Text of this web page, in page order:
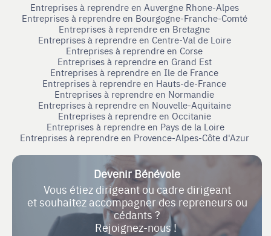
Entreprises à reprendre en Auvergne Rhone-Alpes
Entreprises à reprendre en Bourgogne-Franche-Comté
Entreprises à reprendre en Bretagne
Entreprises à reprendre en Centre-Val de Loire
Entreprises à reprendre en Corse
Entreprises à reprendre en Grand Est
Entreprises à reprendre en Ile de France
Entreprises à reprendre en Hauts-de-France
Entreprises à reprendre en Normandie
Entreprises à reprendre en Nouvelle-Aquitaine
Entreprises à reprendre en Occitanie
Entreprises à reprendre en Pays de la Loire
Entreprises à reprendre en Provence-Alpes-Côte d'Azur
Devenir Bénévole
Vous étiez dirigeant ou cadre dirigeant
et souhaitez accompagner des repreneurs ou
cédants ?
Rejoignez-nous !